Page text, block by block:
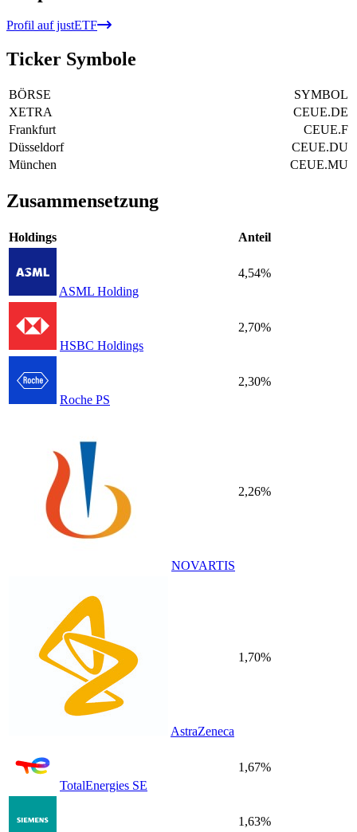
Profil auf justETF
Ticker Symbole
BÖRSE
SYMBOL
XETRA
CEUE.DE
Frankfurt
CEUE.F
Düsseldorf
CEUE.DU
München
CEUE.MU
Zusammensetzung
Holdings Anteil
ASML Holding
4,54%
HSBC Holdings
2,70%
Roche PS
2,30%
NOVARTIS
2,26%
AstraZeneca
1,70%
TotalEnergies SE
1,67%
1,63%